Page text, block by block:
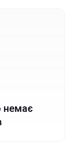
немає